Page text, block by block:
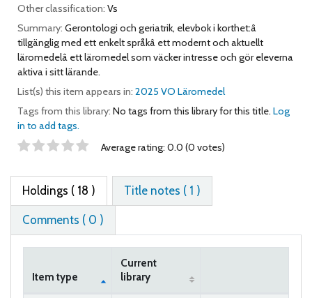
Other classification: Vs
Summary: Gerontologi och geriatrik, elevbok i korthet:â
tillgänglig med ett enkelt språkâ ett modernt och aktuellt
läromedelâ ett läromedel som väcker intresse och gör eleverna
aktiva i sitt lärande.
List(s) this item appears in: 2025 VO Läromedel
Tags from this library: No tags from this library for this title. Log
in to add tags.
Star ratings Average rating: 0.0 (0 votes)
Holdings ( 18 ) Title notes ( 1 )
Comments ( 0 )
Item type
Current
library